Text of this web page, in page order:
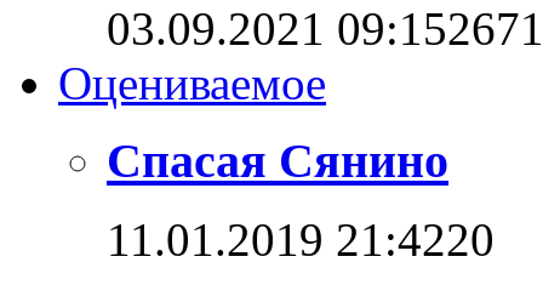
03.09.2021 09:15
Оцениваемое
Спасая Сянино
11.01.2019 21:4220